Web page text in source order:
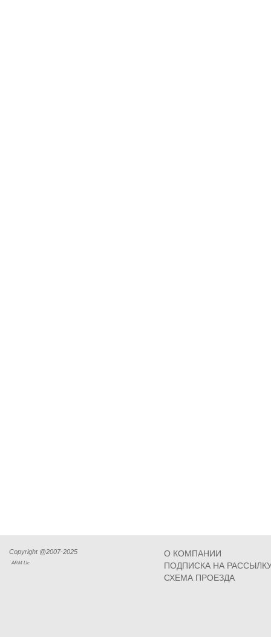
Copyright @2007-2025
ARM Llc
О КОМПАНИИ
ПОДПИСКА НА
СХЕМА ПРОЕЗДА